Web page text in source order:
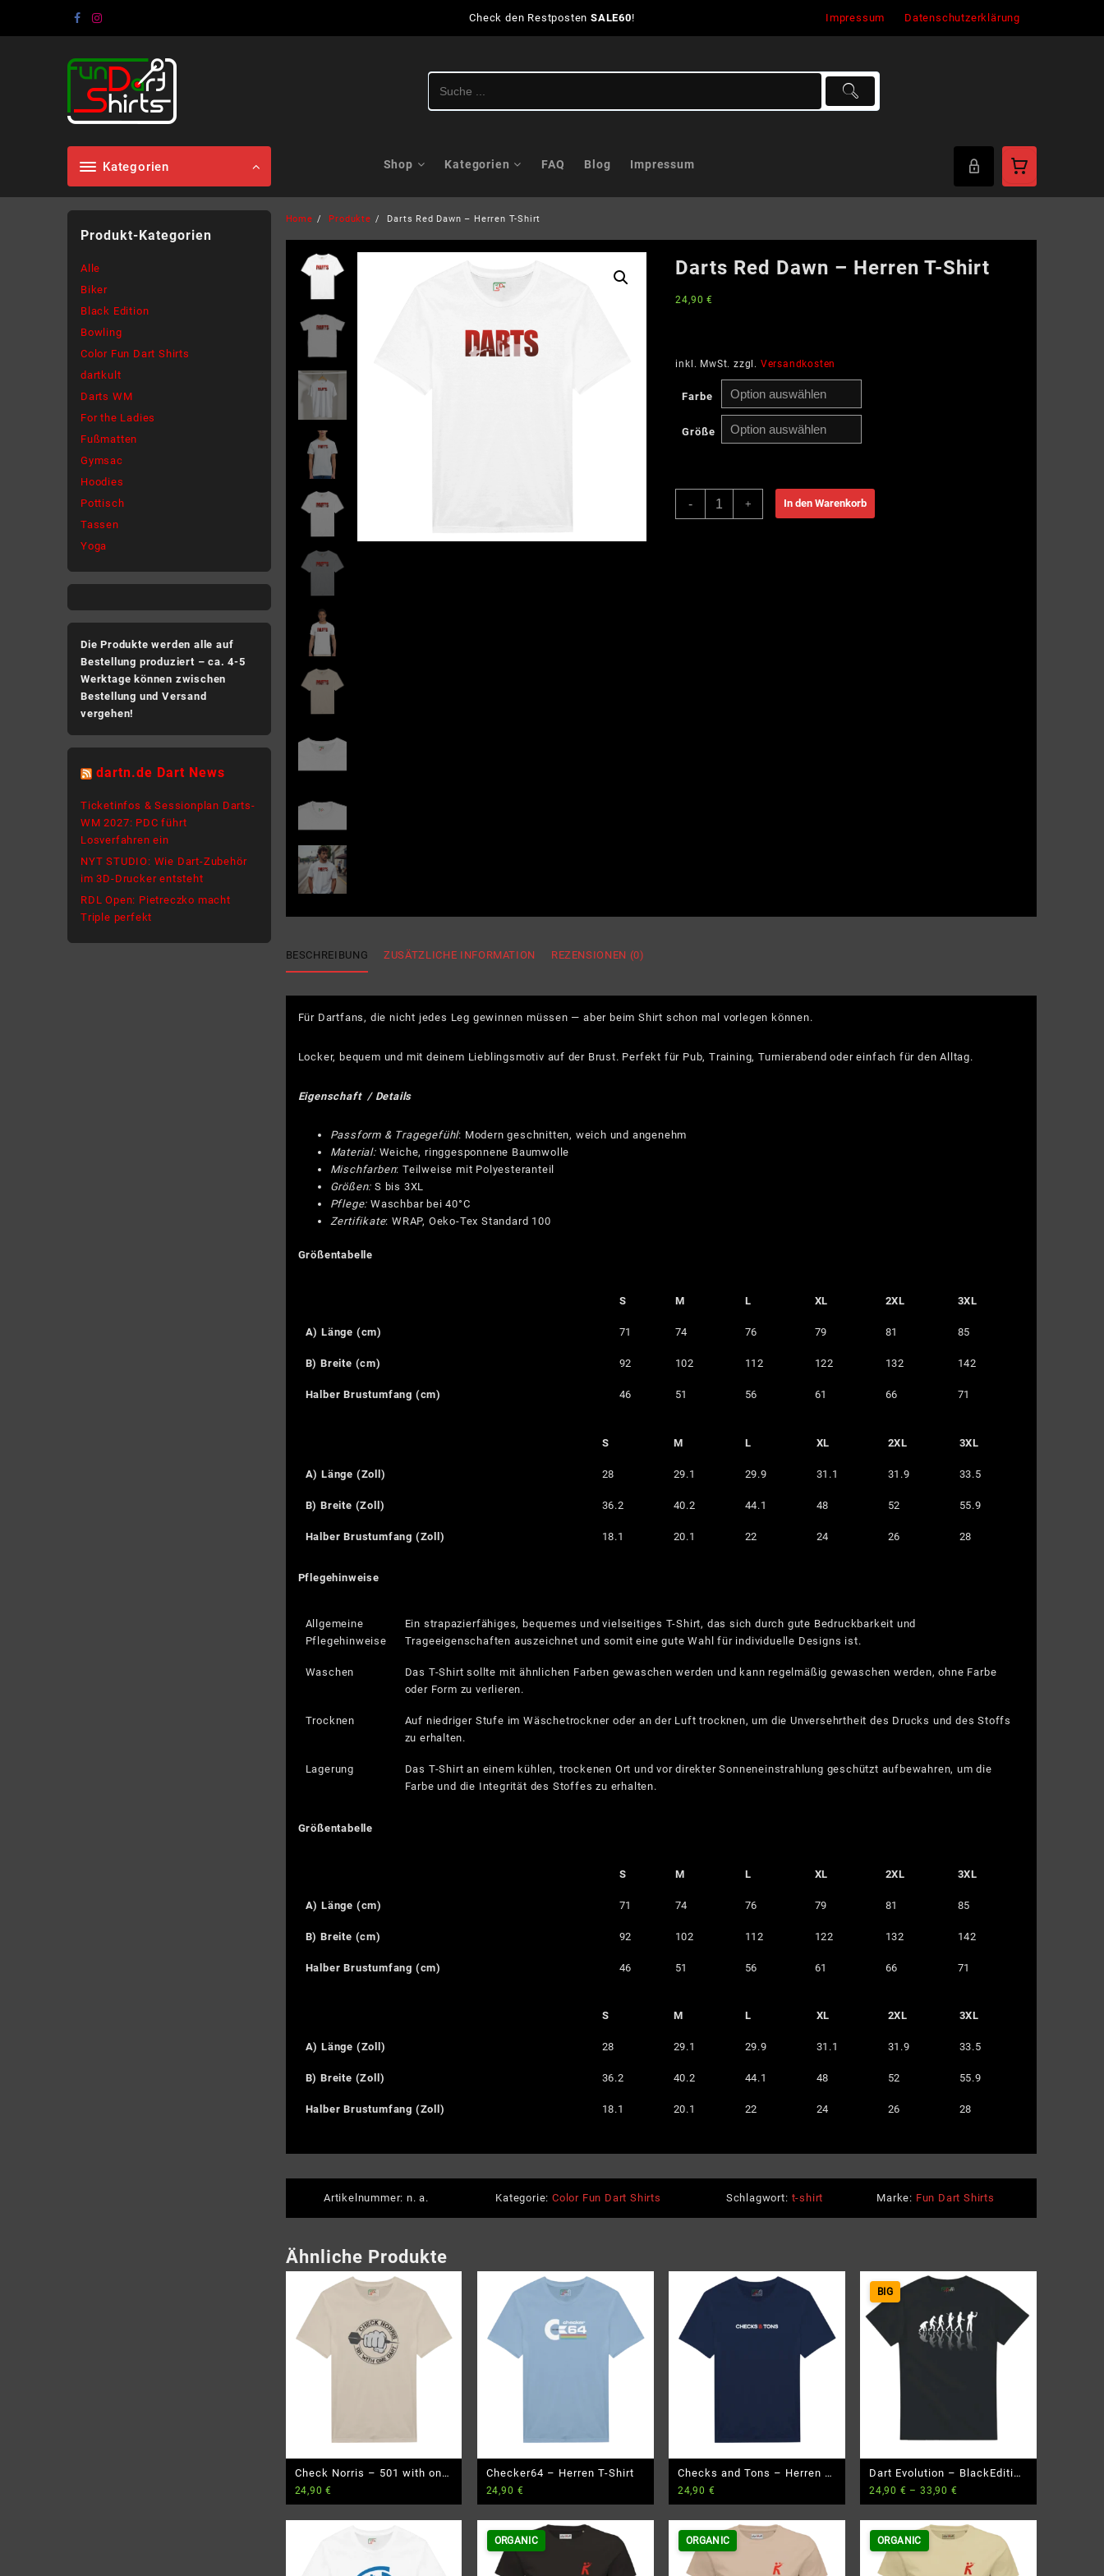
Check den RestpostenSALE60! Impressum Datenschutzerklärung
Kategorien Shop Kategorien FAQ Blog Impressum
Home Produkte Darts Red Dawn – Herren T-Shirt
Darts Red Dawn – Herren T-Shirt
24,90€
inkl. MwSt. zzgl. Versandkosten
Farbe
Größe
-
Darts
+ In den Warenkorb
BESCHREIBUNG ZUSÄTZLICHE INFORMATION REZENSIONEN (0)
Für Dartfans, die nicht jedes Leg gewinnen müssen — aber beim Shirt schon mal vorlegen können.
Locker, bequem und mit deinem Lieblingsmotiv auf der Brust. Perfekt für Pub, Training, Turnierabend oder einfach für den Alltag.
Eigenschaft / Details
Passform & Tragegefühl: Modern geschnitten, weich und angenehm
Material:Weiche, ringgesponnene Baumwolle
Mischfarben: Teilweise mit Polyesteranteil
Größen: S bis 3XL
Pflege: Waschbar bei 40°C
Zertifikate: WRAP, Oeko-Tex Standard 100
Größentabelle
S M L XL 2XL 3XL
A) Länge (cm) 71 74 76 79 81 85
B) Breite (cm) 92 102 112 122 132 142
Halber Brustumfang (cm) 46 51 56 61 66 71
S M L XL 2XL 3XL
A) Länge (Zoll) 28 29.1 29.9 31.1 31.9 33.5
B) Breite (Zoll) 36.2 40.2 44.1 48 52 55.9
Halber Brustumfang (Zoll) 18.1 20.1 22 24 26 28
Pflegehinweise
Allgemeine
Pflegehinweise
Ein strapazierfähiges, bequemes und vielseitiges T-Shirt, das sich durch gute Bedruckbarkeit und
Trageeigenschaften auszeichnet und somit eine gute Wahl für individuelle Designs ist.
Waschen
Das T-Shirt sollte mit ähnlichen Farben gewaschen werden und kann regelmäßig gewaschen werden, ohne Farbe
oder Form zu verlieren.
Trocknen
Auf niedriger Stufe im Wäschetrockner oder an der Luft trocknen, um die Unversehrtheit des Drucks und des Stoffs
zu erhalten.
Lagerung
Das T-Shirt an einem kühlen, trockenen Ort und vor direkter Sonneneinstrahlung geschützt aufbewahren, um die
Farbe und die Integrität des Stoffes zu erhalten.
Größentabelle
S M L XL 2XL 3XL
A) Länge (cm) 71 74 76 79 81 85
B) Breite (cm) 92 102 112 122 132 142
Halber Brustumfang (cm) 46 51 56 61 66 71
S M L XL 2XL 3XL
A) Länge (Zoll) 28 29.1 29.9 31.1 31.9 33.5
B) Breite (Zoll) 36.2 40.2 44.1 48 52 55.9
Halber Brustumfang (Zoll) 18.1 20.1 22 24 26 28
Artikelnummer: n. a. Kategorie: Color Fun Dart Shirts Schlagwort: t-shirt Marke: Fun Dart Shirts
Ähnliche Produkte
Check Norris – 501 with one
dart – Herren T-Shirt
24,90€
Checker64 – Herren T-Shirt
24,90 €
Checks and Tons – Herren T-
Shirt
24,90 €
BIG
Dart Evolution – BlackEdition
– BigSize
24,90 € –33,90 €
ORGANIC ORGANIC ORGANIC
Produkt-Kategorien
Alle
Biker
Black Edition
Bowling
Color Fun Dart Shirts
dartkult
Darts WM
For the Ladies
Fußmatten
Gymsac
Hoodies
Pottisch
Tassen
Yoga
Die Produkte werden alle auf
Bestellung produziert – ca. 4-5
Werktage können zwischen
Bestellung und Versand
vergehen!
dartn.de Dart News
Ticketinfos & Sessionplan Darts-
WM 2027: PDC führt
Losverfahren ein
NYT STUDIO: Wie Dart-Zubehör
im 3D-Drucker entsteht
RDL Open: Pietreczko macht
Triple perfekt